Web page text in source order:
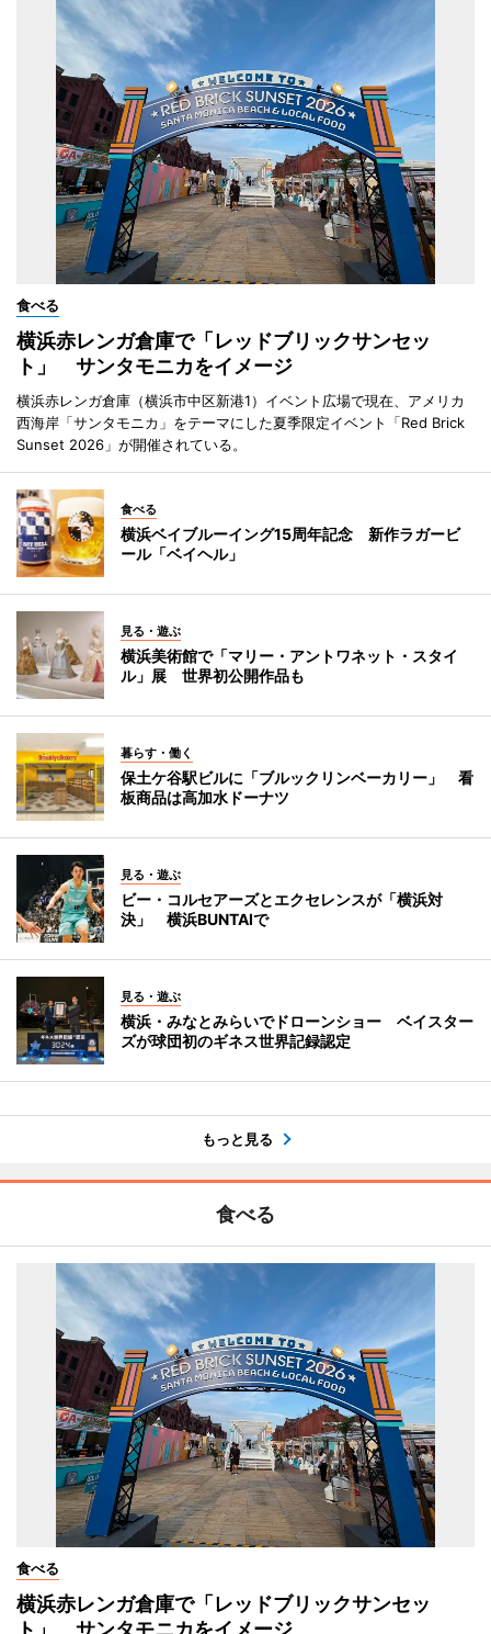
食べる
横浜赤レンガ倉庫で「レッドブリックサンセッ
ト」 サンタモニカをイメージ
横浜赤レンガ倉庫（横浜市中区新港1）イベント広場で現在、アメリカ
西海岸「サンタモニカ」をテーマにした夏季限定イベント「Red Brick
Sunset 2026」が開催されている。
食べる
横浜ベイブルーイング15周年記念 新作ラガービ
ール「ベイヘル」
見る・遊ぶ
横浜美術館で「マリー・アントワネット・スタイ
ル」展 世界初公開作品も
暮らす・働く
保土ケ谷駅ビルに「ブルックリンベーカリー」 看
板商品は高加水ドーナツ
見る・遊ぶ
ビー・コルセアーズとエクセレンスが「横浜対
決」 横浜BUNTAIで
見る・遊ぶ
横浜・みなとみらいでドローンショー ベイスター
ズが球団初のギネス世界記録認定
もっと見る
食べる
食べる
横浜赤レンガ倉庫で「レッドブリックサンセッ